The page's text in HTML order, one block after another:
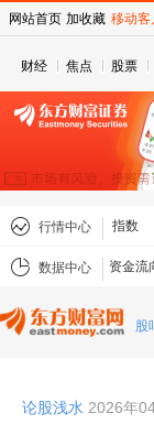
财经 焦点 股票
行情中心 指数
数据中心 资金流
股
论股浅水 2026年
网站首页 加收藏 移动客